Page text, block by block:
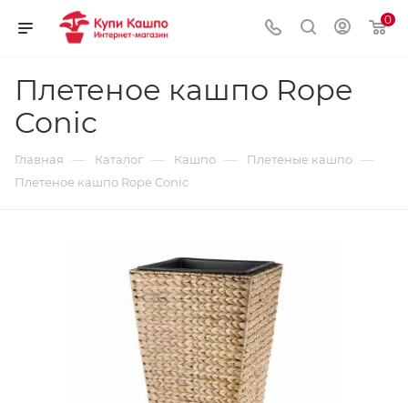
0
Плетеное кашпо Rope
Conic
Главная — Каталог — Кашпо — Плетеные кашпо —
Плетеное кашпо Rope Conic